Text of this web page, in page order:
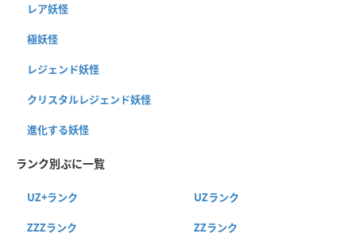
レア妖怪
極妖怪
レジェンド妖怪
クリスタルレジェンド妖怪
進化する妖怪
ランク別ぷに一覧
UZ+ランク UZランク
ZZZランク ZZランク